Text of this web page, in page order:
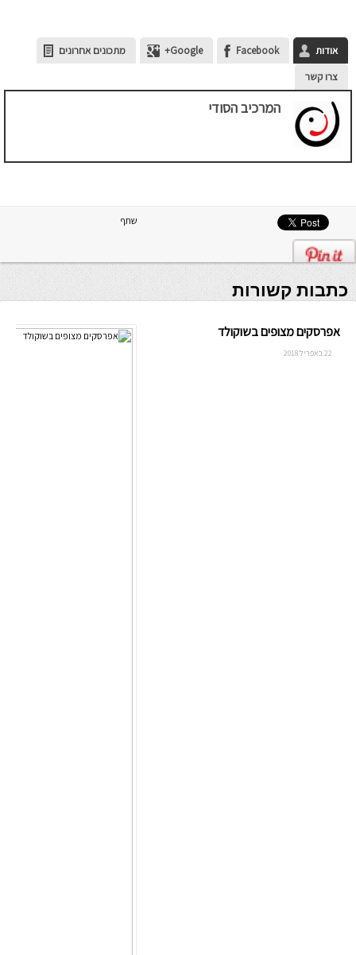
אודות Facebook
Google+
מתכונים אחרונים
צרו קשר
המרכיב הסודי
שתף
כתבות קשורות
אפרסקים מצופים בשוקולד
22 באפריל 2018